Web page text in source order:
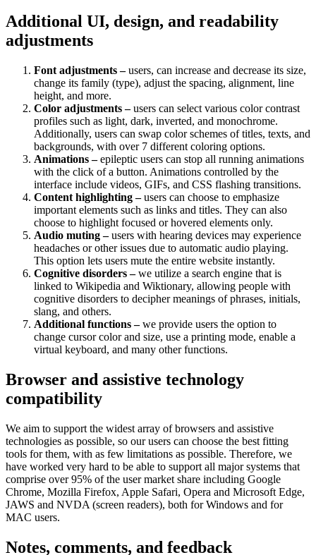
Additional UI, design, and readability
adjustments
Font adjustments –users, can increase and decrease its size,
change its family (type), adjust the spacing, alignment, line
height, and more.
Color adjustments –users can select various color contrast
profiles such as light, dark, inverted, and monochrome.
Additionally, users can swap color schemes of titles, texts, and
backgrounds, with over 7 different coloring options.
Animations –epileptic users can stop all running animations
with the click of a button. Animations controlled by the
interface include videos, GIFs, and CSS flashing transitions.
Content highlighting –users can choose to emphasize
important elements such as links and titles. They can also
choose to highlight focused or hovered elements only.
Audio muting –users with hearing devices may experience
headaches or other issues due to automatic audio playing.
This option lets users mute the entire website instantly.
Cognitive disorders –we utilize a search engine that is
linked to Wikipedia and Wiktionary, allowing people with
cognitive disorders to decipher meanings of phrases, initials,
slang, and others.
Additional functions –we provide users the option to
change cursor color and size, use a printing mode, enable a
virtual keyboard, and many other functions.
Browser and assistive technology
compatibility
We aim to support the widest array of browsers and assistive
technologies as possible, so our users can choose the best fitting
tools for them, with as few limitations as possible. Therefore, we
have worked very hard to be able to support all major systems that
comprise over 95% of the user market share including Google
Chrome, Mozilla Firefox, Apple Safari, Opera and Microsoft Edge,
JAWS and NVDA (screen readers), both for Windows and for
MAC users.
Notes, comments, and feedback